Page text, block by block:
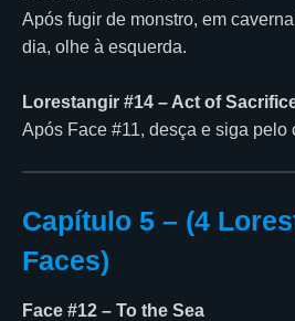
Após fugir de monstro, em
dia, olhe à esquerda.
Lorestangir #14 – Act of
Após Face #11, desça e siga pelo
Capítulo 5 – (4
Faces)
Face #12 – To the Sea